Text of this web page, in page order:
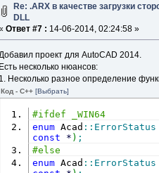
Re: .ARX в качестве загрузки
DLL
Ответ #7 : 14-06-2014, 02:24:58 »
Добавил проект для AutoCAD 2014.
Есть несколько нюансов:
1. Несколько разное определение
Код - C++ [Выбрать]
#ifdef _WIN64
enum Acad :: ErrorStatus
const
* ) ;
#else
enum Acad :: ErrorStatus